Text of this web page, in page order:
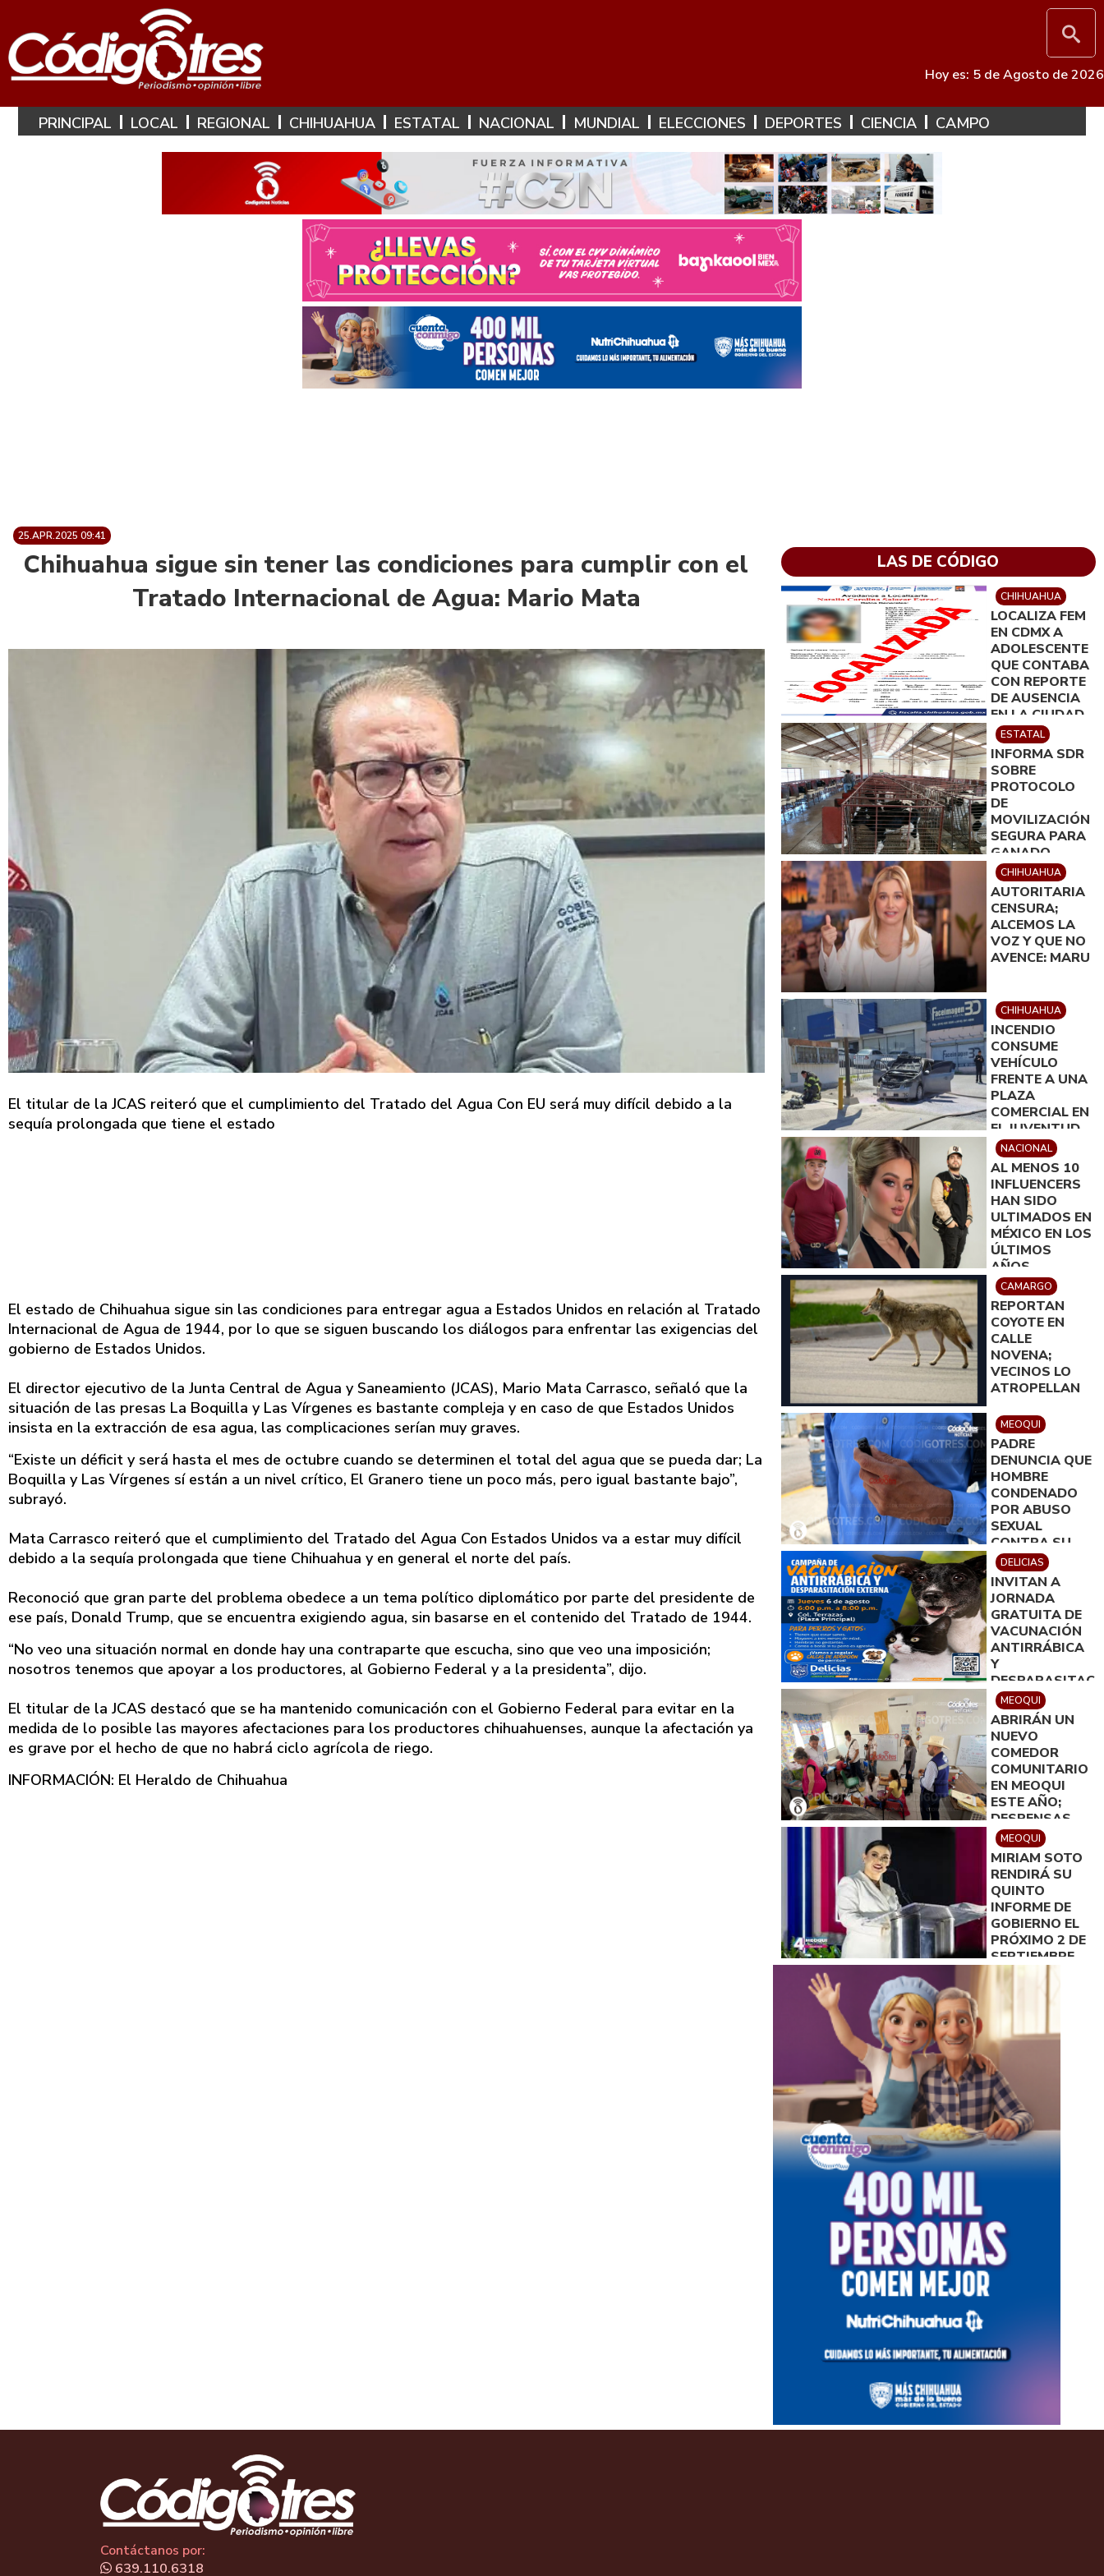
Hoy es: 5 de Agosto de 2026
PRINCIPAL LOCAL REGIONAL CHIHUAHUA ESTATAL NACIONAL MUNDIAL ELECCIONES DEPORTES CIENCIA CAMPO
25.APR.2025 09:41
Chihuahua sigue sin tener las condiciones para cumplir con el
Tratado Internacional de Agua: Mario Mata
El titular de la JCAS reiteró que el cumplimiento del Tratado del Agua Con EU será muy difícil debido a la
sequía prolongada que tiene el estado
El estado de Chihuahua sigue sin las condiciones para entregar agua a Estados Unidos en relación al Tratado
Internacional de Agua de 1944, por lo que se siguen buscando los diálogos para enfrentar las exigencias del
gobierno de Estados Unidos.
El director ejecutivo de la Junta Central de Agua y Saneamiento (JCAS), Mario Mata Carrasco, señaló que la
situación de las presas La Boquilla y Las Vírgenes es bastante compleja y en caso de que Estados Unidos
insista en la extracción de esa agua, las complicaciones serían muy graves.
“Existe un déficit y será hasta el mes de octubre cuando se determinen el total del agua que se pueda dar; La
Boquilla y Las Vírgenes sí están a un nivel crítico, El Granero tiene un poco más, pero igual bastante bajo”,
subrayó.
Mata Carrasco reiteró que el cumplimiento del Tratado del Agua Con Estados Unidos va a estar muy difícil
debido a la sequía prolongada que tiene Chihuahua y en general el norte del país.
Reconoció que gran parte del problema obedece a un tema político diplomático por parte del presidente de
ese país, Donald Trump, que se encuentra exigiendo agua, sin basarse en el contenido del Tratado de 1944.
“No veo una situación normal en donde hay una contraparte que escucha, sino que veo una imposición;
nosotros tenemos que apoyar a los productores, al Gobierno Federal y a la presidenta”, dijo.
El titular de la JCAS destacó que se ha mantenido comunicación con el Gobierno Federal para evitar en la
medida de lo posible las mayores afectaciones para los productores chihuahuenses, aunque la afectación ya
es grave por el hecho de que no habrá ciclo agrícola de riego.
INFORMACIÓN: El Heraldo de Chihuahua
LAS DE CÓDIGO
CHIHUAHUA
LOCALIZA FEM
EN CDMX A
ADOLESCENTE
QUE CONTABA
CON REPORTE
DE AUSENCIA
EN LA CIUDAD
DE
CHIHUAHUA
ESTATAL
INFORMA SDR
SOBRE
PROTOCOLO
DE
MOVILIZACIÓN
SEGURA PARA
GANADO
ENTRE ZONAS
AFECTADAS Y
LIMPIAS
CHIHUAHUA
AUTORITARIA
CENSURA;
ALCEMOS LA
VOZ Y QUE NO
AVENCE: MARU
CHIHUAHUA
INCENDIO
CONSUME
VEHÍCULO
FRENTE A UNA
PLAZA
COMERCIAL EN
EL JUVENTUD
NACIONAL
AL MENOS 10
INFLUENCERS
HAN SIDO
ULTIMADOS EN
MÉXICO EN LOS
ÚLTIMOS
AÑOS
CAMARGO
REPORTAN
COYOTE EN
CALLE
NOVENA;
VECINOS LO
ATROPELLAN
MEOQUI
PADRE
DENUNCIA QUE
HOMBRE
CONDENADO
POR ABUSO
SEXUAL
CONTRA SU
HIJA
PERMANECERÁ
EN PRISIÓN
DOMICILIARIA
DELICIAS
INVITAN A
JORNADA
GRATUITA DE
VACUNACIÓN
ANTIRRÁBICA
Y
EN LA
COLONIA
TERRAZAS
MEOQUI
ABRIRÁN UN
NUEVO
COMEDOR
COMUNITARIO
EN MEOQUI
ESTE AÑO;
DESPENSAS
COMENZARÁN
A
ENTREGARSE
A FINALES DE
AGOSTO
MEOQUI
MIRIAM SOTO
RENDIRÁ SU
QUINTO
INFORME DE
GOBIERNO EL
PRÓXIMO 2 DE
SEPTIEMBRE
EN MEOQUI
Contáctanos por:
639.110.6318